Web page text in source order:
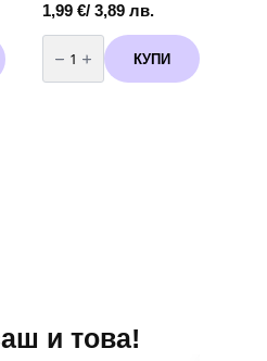
1,99 €/ 3,89 лв.
количество
за
Парти
чаши
КУПИ
и това!